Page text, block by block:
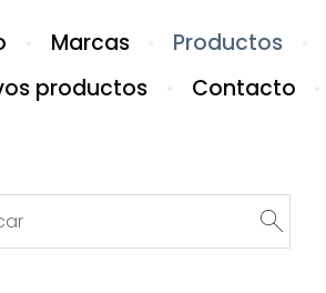
Marcas Productos
productos
Contacto